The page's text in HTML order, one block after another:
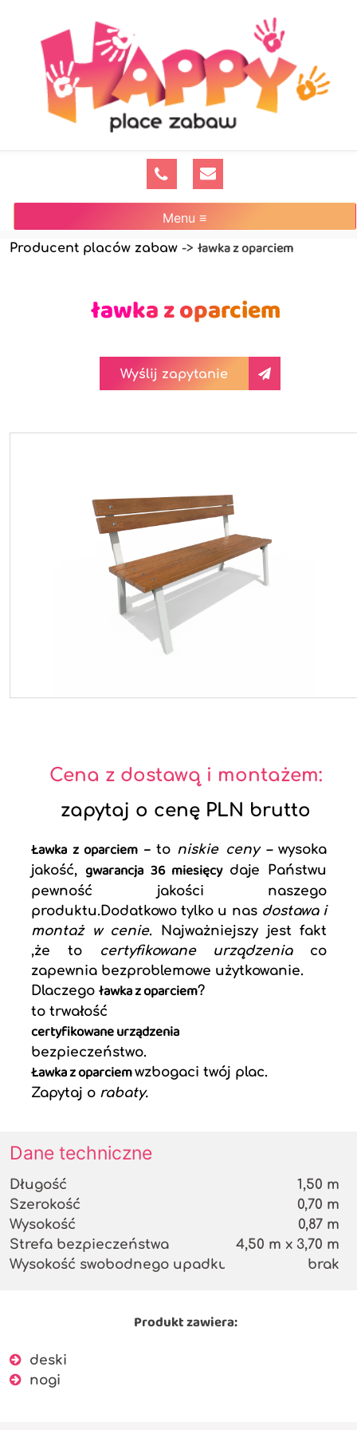
Menu ≡
Producent placów zabaw -> ławka z oparciem
ławka z oparciem
Wyślij zapytanie
Cena z dostawą i montażem:
zapytaj o cenę PLN brutto
Ławka z oparciem – toniskie ceny –wysoka
jakość,gwarancja 36 miesięcy daje Państwu
pewność jakości naszego
produktu.Dodatkowo tylko u nas dostawa i
montaż w cenie. Najważniejszy jest fakt
,że to
certyfikowane urządzenia co
zapewnia bezproblemowe użytkowanie.
Dlaczego ławka z oparciem?
to trwałość
certyfikowane urządzenia
bezpieczeństwo.
Ławka z oparciemwzbogaci twój plac.
Zapytaj o rabaty.
Dane techniczne
Długość
Szerokość
Wysokość
Strefa bezpieczeństwa
Wysokość swobodnego upadku
1,50 m
0,70 m
0,87 m
4,50 m x 3,70 m
brak
Produkt zawiera:
deski
nogi